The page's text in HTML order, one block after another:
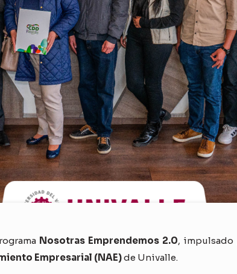
Nosotras Emprendemos 2.0, impulsado
Empresarial (NAE)de Univalle.